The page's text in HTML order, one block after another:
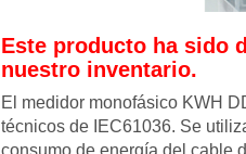
Este producto ha sido
nuestro inventario.
El medidor monofásico KWH
técnicos de IEC61036. Se
consumo de energía del cable